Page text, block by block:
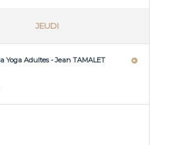
JEUDI
Yoga Adultes - Jean TAMALET